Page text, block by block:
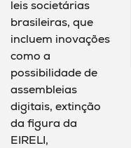
leis societárias
brasileiras, que
incluem inovações
como a
possibilidade de
assembleias
digitais, extinção
da figura da
EIRELI,